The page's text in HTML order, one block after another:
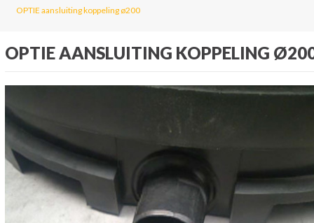
OPTIE aansluiting koppeling ø200
OPTIE AANSLUITING KOPPELING